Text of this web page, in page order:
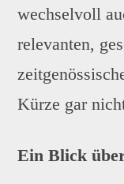
wechselvoll
relevanten,
Kürze gar
Ein Blick